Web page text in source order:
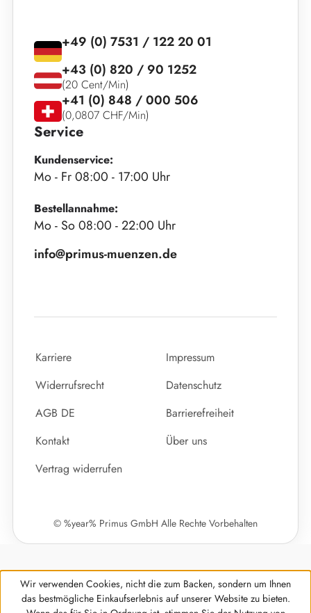
Service
Kundenservice:
Mo - Fr 08:00 - 17:00 Uhr
Bestellannahme:
Mo - So 08:00 - 22:00 Uhr
info@primus-muenzen.de
+49 (0) 7531 / 122 20 01
+43 (0) 820 / 90 1252
(20 Cent/Min)
+41 (0) 848 / 000 506
(0,0807 CHF/Min)
Karriere
Impressum
Widerrufsrecht
Datenschutz
AGB DE
Barrierefreiheit
Kontakt
Über uns
Vertrag widerrufen
© %year% Primus GmbH Alle Rechte Vorbehalten
Wir verwenden Cookies, nicht die zum Backen, sondern um Ihnen
das bestmögliche Einkaufserlebnis auf unserer Website zu bieten.